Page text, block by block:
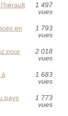
1 497
vues
en
1 793
vues
pour
2 018
vues
1 683
vues
pays
1 773
vues